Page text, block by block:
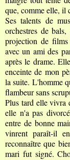
que, comme elle, il
Ses talents de
orchestres de
projection de
avec un ami des
après le drame.
enceinte de mon
la suite. L'homme
flambeur sans
Plus tard elle vivra
elle n'a pas
entre de bonne
vinrent paraît-il
reconnaître que
mari fut signé.